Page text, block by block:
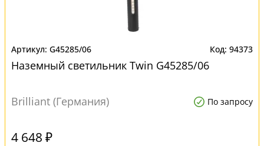
G45285/06 94373
Наземный светильник Twin G45285/06
Brilliant (Германия) По запросу
4 648 ₽